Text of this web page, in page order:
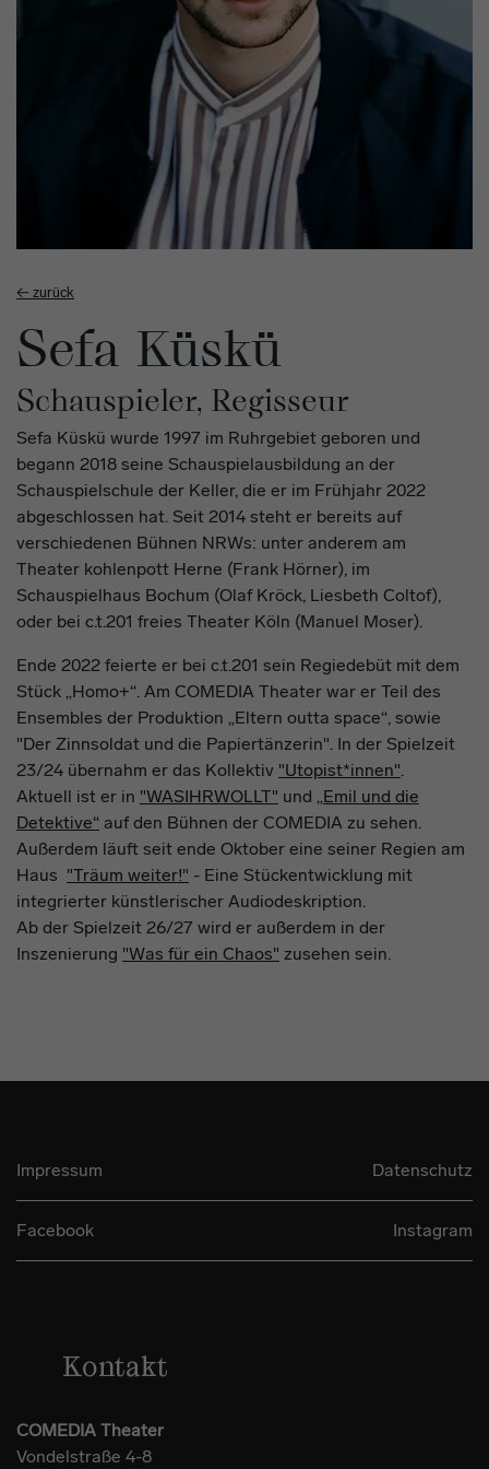
Workshop
← zurück
Sefa Küskü
Schauspieler, Regisseur
Sefa Küskü wurde 1997 im Ruhrgebiet geboren und
begann 2018 seine Schauspielausbildung an der
Schauspielschule der Keller, die er im Frühjahr 2022
abgeschlossen hat. Seit 2014 steht er bereits auf
verschiedenen Bühnen NRWs: unter anderem am
Theater kohlenpott Herne (Frank Hörner), im
Schauspielhaus Bochum (Olaf Kröck, Liesbeth Coltof),
oder bei c.t.201 freies Theater Köln (Manuel Moser).
Ende 2022 feierte er bei c.t.201 sein Regiedebüt mit dem
Stück „Homo+“. Am COMEDIA Theater war er Teil des
Ensembles der Produktion „Eltern outta space“, sowie
"Der Zinnsoldat und die Papiertänzerin". In der Spielzeit
23/24 übernahm er das Kollektiv "Utopist*innen"
Aktuell ist er in "WASIHRWOLLT" und
„Emil und die
Detektive“ auf den Bühnen der COMEDIA zu sehen.
Außerdem läuft seit ende Oktober eine seiner Regien am
Haus "Träum weiter!" - Eine Stückentwicklung mit
integrierter künstlerischer Audiodeskription.
Ab der Spielzeit 26/27 wird er außerdem in der
Inszenierung "Was für ein Chaos" zusehen sein.
Impressum Datenschutz
Facebook Instagram
Kontakt
COMEDIA Theater
Vondelstraße 4-8